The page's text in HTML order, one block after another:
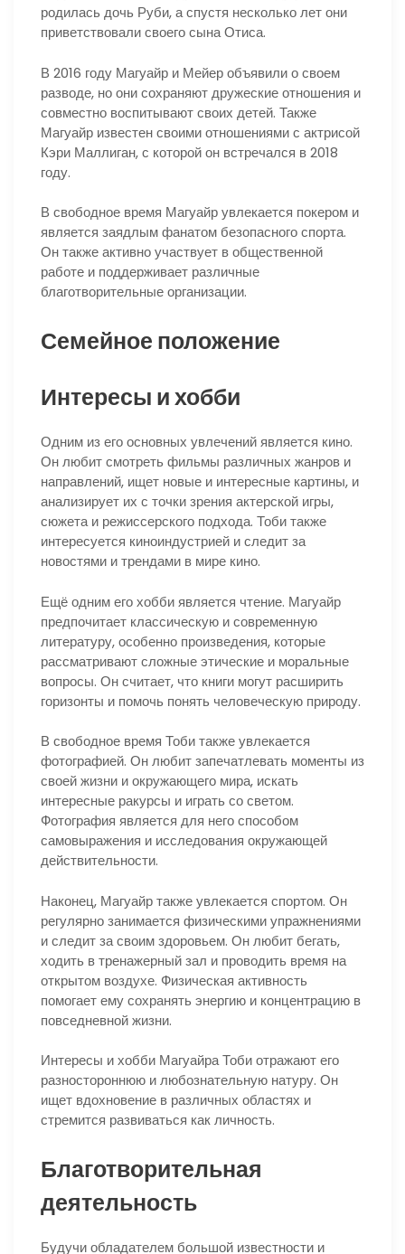
родилась дочь Руби, а спустя несколько лет они
приветствовали своего сына Отиса.
В 2016 году Магуайр и Мейер объявили о своем
разводе, но они сохраняют дружеские отношения и
совместно воспитывают своих детей. Также
Магуайр известен своими отношениями с актрисой
Кэри Маллиган, с которой он встречался в 2018
году.
В свободное время Магуайр увлекается покером и
является заядлым фанатом безопасного спорта.
Он также активно участвует в общественной
работе и поддерживает различные
благотворительные организации.
Семейное положение
Интересы и хобби
Одним из его основных увлечений является кино.
Он любит смотреть фильмы различных жанров и
направлений, ищет новые и интересные картины, и
анализирует их с точки зрения актерской игры,
сюжета и режиссерского подхода. Тоби также
интересуется киноиндустрией и следит за
новостями и трендами в мире кино.
Ещё одним его хобби является чтение. Магуайр
предпочитает классическую и современную
литературу, особенно произведения, которые
рассматривают сложные этические и моральные
вопросы. Он считает, что книги могут расширить
горизонты и помочь понять человеческую природу.
В свободное время Тоби также увлекается
фотографией. Он любит запечатлевать моменты из
своей жизни и окружающего мира, искать
интересные ракурсы и играть со светом.
Фотография является для него способом
самовыражения и исследования окружающей
действительности.
Наконец, Магуайр также увлекается спортом. Он
регулярно занимается физическими упражнениями
и следит за своим здоровьем. Он любит бегать,
ходить в тренажерный зал и проводить время на
открытом воздухе. Физическая активность
помогает ему сохранять энергию и концентрацию в
повседневной жизни.
Интересы и хобби Магуайра Тоби отражают его
разностороннюю и любознательную натуру. Он
ищет вдохновение в различных областях и
стремится развиваться как личность.
Благотворительная
деятельность
Будучи обладателем большой известности и